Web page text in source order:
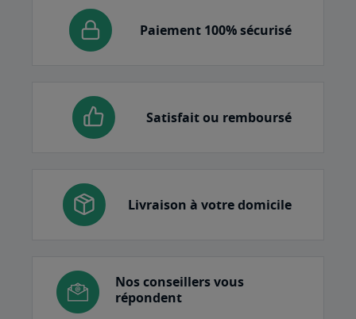
Paiement 100% sécurisé
Satisfait ou remboursé
Livraison à votre domicile
Nos conseillers vous
répondent